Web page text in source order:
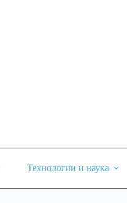
Технологии и наука